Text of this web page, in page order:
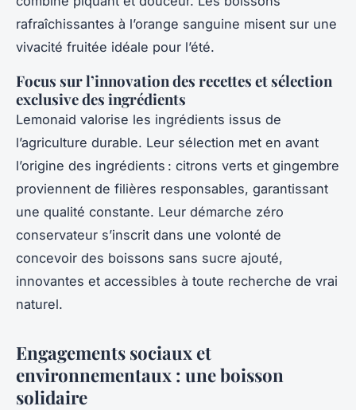
rafraîchissantes à l’orange sanguine misent sur une
vivacité fruitée idéale pour l’été.
Focus sur l’innovation des recettes et sélection
exclusive des ingrédients
Lemonaid valorise les ingrédients issus de
l’agriculture durable. Leur sélection met en avant
l’origine des ingrédients : citrons verts et gingembre
proviennent de filières responsables, garantissant
une qualité constante. Leur démarche zéro
conservateur s’inscrit dans une volonté de
concevoir des boissons sans sucre ajouté,
innovantes et accessibles à toute recherche de vrai
naturel.
Engagements sociaux et
environnementaux : une boisson
solidaire